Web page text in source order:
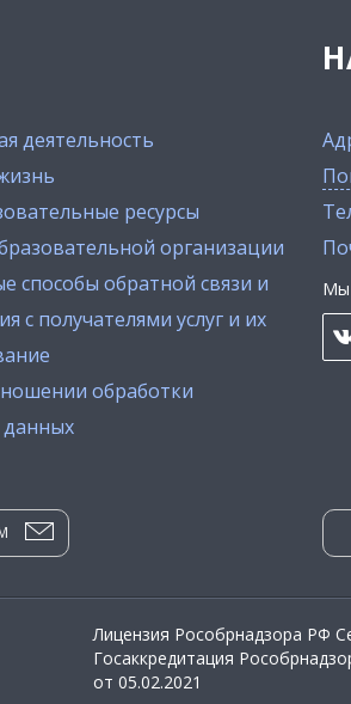
деятельность
ресурсы
организации
способы обратной связи и
с получателями услуг и их
обработки
данных
Мы
Лицензия Рособрнадзора РФ
Госаккредитация
от 05.02.2021